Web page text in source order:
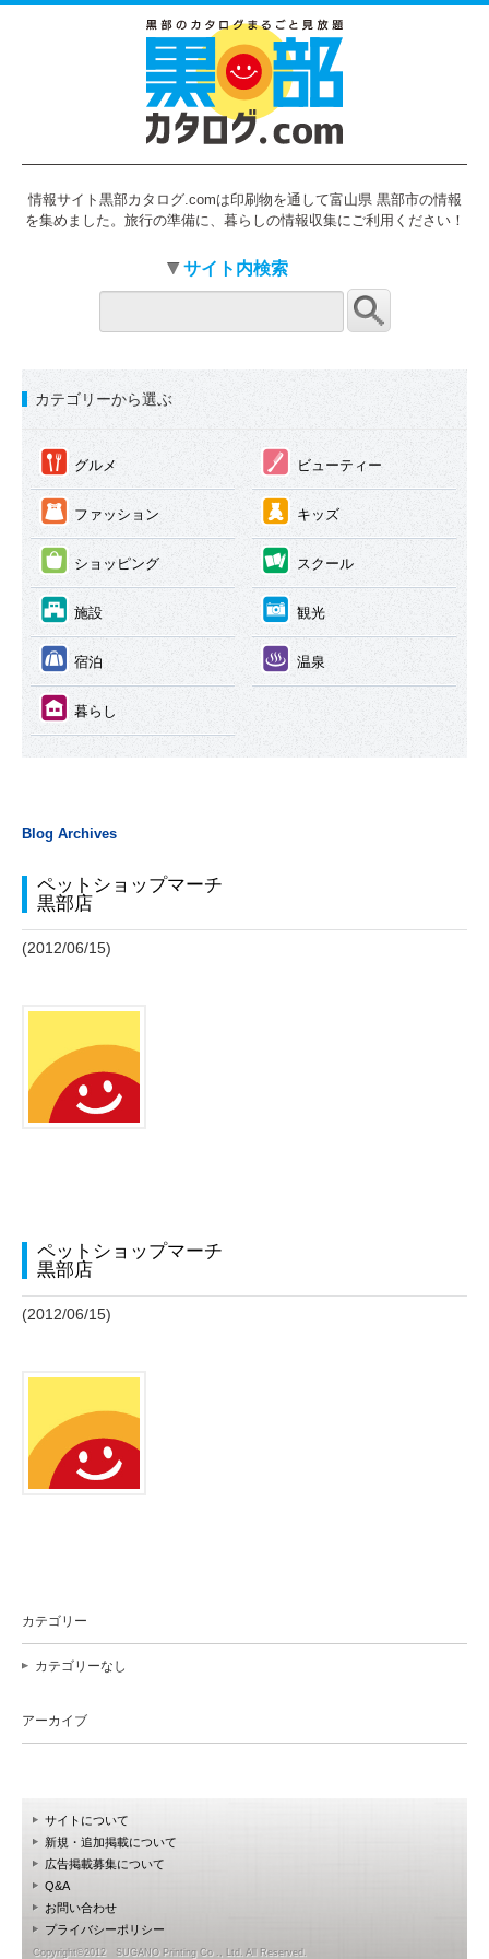
情報サイト黒部カタログ.comは印刷物を通して富山県 黒部市の情報
を集めました。旅行の準備に、暮らしの情報収集にご利用ください！
サイト内検索
カテゴリーから選ぶ
① グルメ ② ビューティー
③ ファッション ④ キッズ
⑤ ショッピング ⑥ スクール
⑦ 施設 ⑧ 観光
⑨ 宿泊 ⑩ 温泉
⑪ 暮らし
Blog Archives
ペットショップマーチ
黒部店
(2012/06/15)
ペットショップマーチ
黒部店
(2012/06/15)
カテゴリー
カテゴリーなし
アーカイブ
サイトについて
新規・追加掲載について
広告掲載募集について
Q&A
お問い合わせ
プライバシーポリシー
Copyright©2012 SUGANO Printing Co ., Ltd. All Reserved.